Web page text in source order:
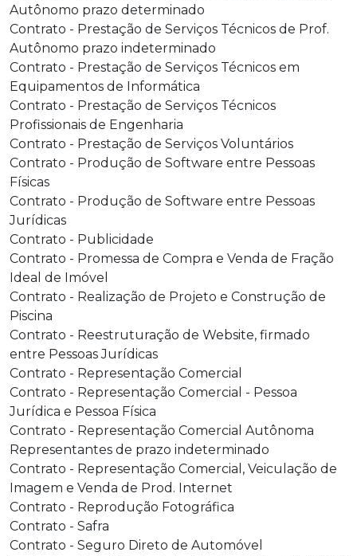
Autônomo prazo determinado
Contrato - Prestação de Serviços Técnicos de Prof.
Autônomo prazo indeterminado
Contrato - Prestação de Serviços Técnicos em
Equipamentos de Informática
Contrato - Prestação de Serviços Técnicos
Profissionais de Engenharia
Contrato - Prestação de Serviços Voluntários
Contrato - Produção de Software entre Pessoas
Físicas
Contrato - Produção de Software entre Pessoas
Jurídicas
Contrato - Publicidade
Contrato - Promessa de Compra e Venda de Fração
Ideal de Imóvel
Contrato - Realização de Projeto e Construção de
Piscina
Contrato - Reestruturação de Website, firmado
entre Pessoas Jurídicas
Contrato - Representação Comercial
Contrato - Representação Comercial - Pessoa
Jurídica e Pessoa Física
Contrato - Representação Comercial Autônoma
Representantes de prazo indeterminado
Contrato - Representação Comercial, Veiculação de
Imagem e Venda de Prod. Internet
Contrato - Reprodução Fotográfica
Contrato - Safra
Contrato - Seguro Direto de Automóvel